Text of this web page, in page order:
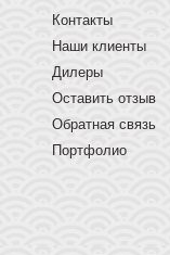
Контакты
Наши клиенты
Дилеры
Оставить отзыв
Обратная связь
Портфолио